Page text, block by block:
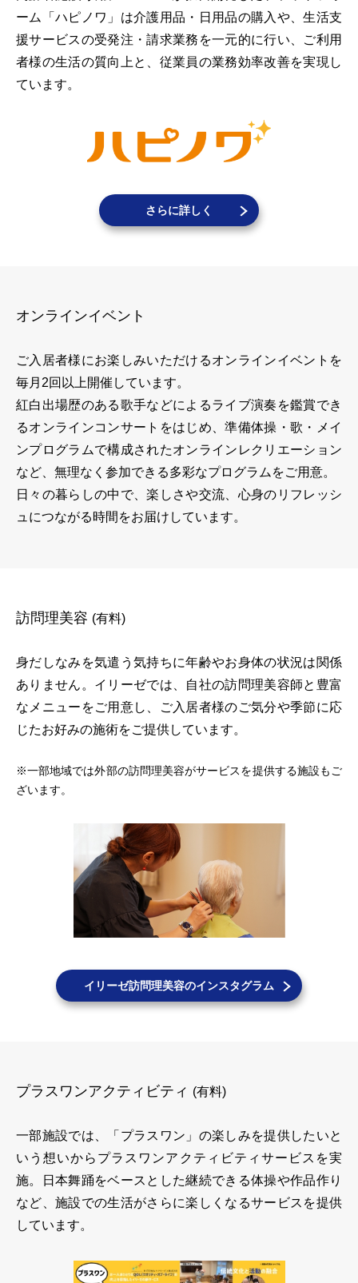
ーム「ハピノワ」は介護用品・日用品の購入や、生活支
援サービスの受発注・請求業務を一元的に行い、ご利用
者様の生活の質向上と、従業員の業務効率改善を実現し
ています。
さらに詳しく
オンラインイベント
ご入居者様にお楽しみいただけるオンラインイベントを
毎月2回以上開催しています。
紅白出場歴のある歌手などによるライブ演奏を鑑賞でき
るオンラインコンサートをはじめ、準備体操・歌・メイ
ンプログラムで構成されたオンラインレクリエーション
など、無理なく参加できる多彩なプログラムをご用意。
日々の暮らしの中で、楽しさや交流、心身のリフレッシ
ュにつながる時間をお届けしています。
訪問理美容 (有料)
身だしなみを気遣う気持ちに年齢やお身体の状況は関係
ありません。イリーゼでは、自社の訪問理美容師と豊富
なメニューをご用意し、ご入居者様のご気分や季節に応
じたお好みの施術をご提供しています。
※一部地域では外部の訪問理美容がサービスを提供する施設もご
ざいます。
イリーゼ訪問理美容のインスタグラム
プラスワンアクティビティ (有料)
一部施設では、「プラスワン」の楽しみを提供したいと
いう想いからプラスワンアクティビティサービスを実
施。日本舞踊をベースとした継続できる体操や作品作り
など、施設での生活がさらに楽しくなるサービスを提供
しています。